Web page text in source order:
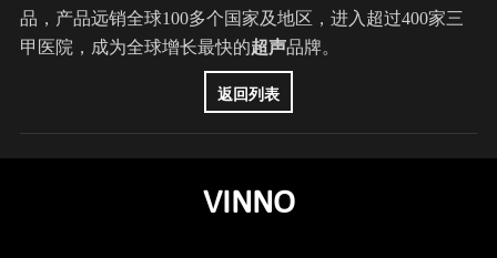
品，产品远销全球100多个国家及地区，进入超过400家三
甲医院，成为全球增长最快的超声品牌。
返回列表
VINNO